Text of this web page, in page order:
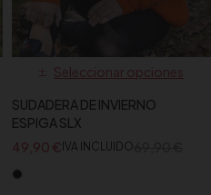
Seleccionar opciones
SUDADERA DE INVIERNO
ESPIGA SLX
49,90 €IVA INCLUIDO